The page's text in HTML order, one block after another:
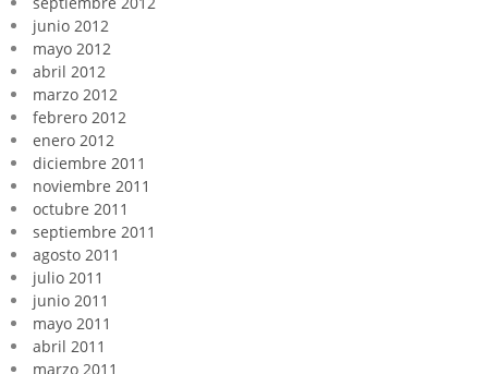
junio 2012
mayo 2012
abril 2012
marzo 2012
febrero 2012
enero 2012
diciembre 2011
noviembre 2011
octubre 2011
septiembre 2011
agosto 2011
julio 2011
junio 2011
mayo 2011
abril 2011
marzo 2011